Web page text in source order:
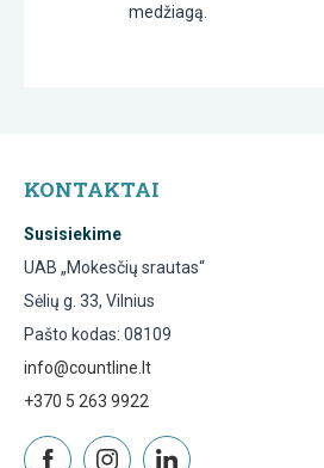
medžiagą.
KONTAKTAI
Susisiekime
UAB „Mokesčių srautas“
Sėlių g. 33, Vilnius
Pašto kodas: 08109
info@countline.lt
+370 5 263 9922